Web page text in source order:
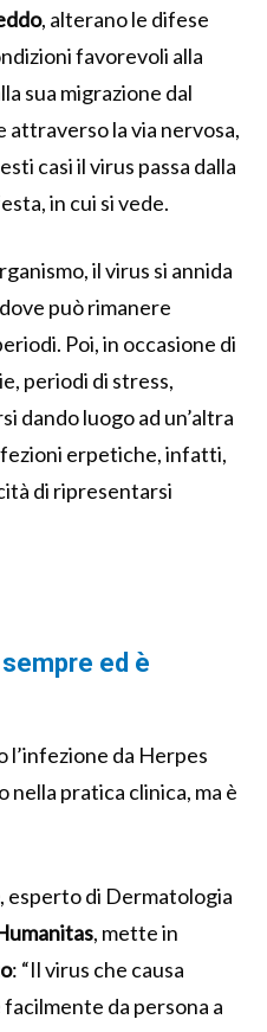
, alterano le difese
favorevoli alla
sua migrazione dal
attraverso la via nervosa,
casi il virus passa dalla
in cui si vede.
il virus si annida
può rimanere
Poi, in occasione di
periodi di stress,
dando luogo ad un’altra
erpetiche, infatti,
di ripresentarsi
ed è
da Herpes
nella pratica clinica, ma è
, esperto di Dermatologia
, mette in
: “Il virus che causa
da persona a